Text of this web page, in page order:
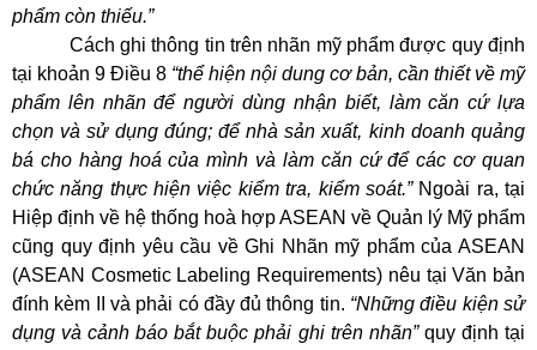
phẩm còn thiếu.”
Cách ghi thông tin trên nhãn mỹ phẩm được quy định
tại khoản 9 Điều 8 “thể hiện nội dung cơ bản, cần thiết về mỹ
phẩm lên nhãn để người dùng nhận biết, làm căn cứ lựa
chọn và sử dụng đúng; để nhà sản xuất, kinh doanh quảng
bá cho hàng hoá của mình và làm căn cứ để các cơ quan
chức năng thực hiện việc kiểm tra, kiểm soát.”Ngoài ra, tại
Hiệp định về hệ thống hoà hợp ASEAN về Quản lý Mỹ phẩm
cũng quy định yêu cầu về Ghi Nhãn mỹ phẩm của ASEAN
(ASEAN Cosmetic Labeling Requirements) nêu tại Văn bản
đính kèm II và phải có đầy đủ thông tin. “Những điều kiện sử
dụng và cảnh báo bắt buộc phải ghi trên nhãn”quy định tại